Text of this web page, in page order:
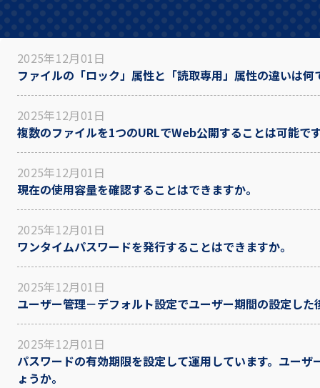
2025年12月01日
ファイルの「ロック」属性と「読取専用」属性の違いは何
2025年12月01日
複数のファイルを1つのURLでWeb公開することは可能で
2025年12月01日
現在の使用容量を確認することはできますか。
2025年12月01日
ワンタイムパスワードを発行することはできますか。
2025年12月01日
ユーザー管理－デフォルト設定でユーザー期間の設定し
2025年12月01日
パスワードの有効期限を設定して運用しています。ユー
ょうか。